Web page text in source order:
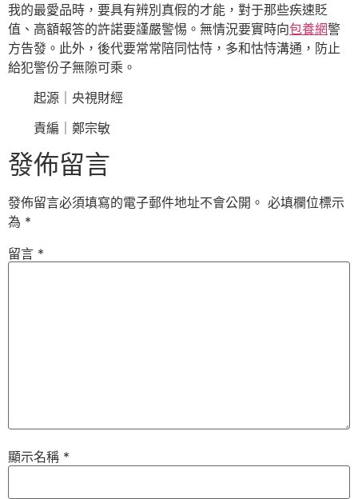
我的最愛品時，要具有辨別真假的才能，對于那些疾速貶
值、高額報答的許諾要謹嚴警惕。無情況要實時向包養網警
方告發。此外，後代要常常陪同怙恃，多和怙恃溝通，防止
給犯警份子無隙可乘。
起源｜央視財經
責編｜鄭宗敏
發佈留言
發佈留言必須填寫的電子郵件地址不會公開。 必填欄位標示
為 *
留言 *
顯示名稱 *